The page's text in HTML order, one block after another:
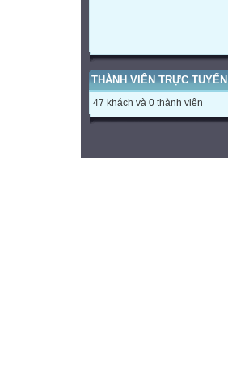
THÀNH VIÊN TRỰC TUYẾN
47 khách và 0 thành viên